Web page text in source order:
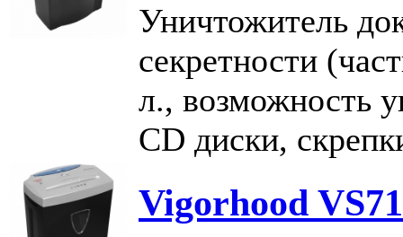
Уничтожитель
секретности
л., возможность
CD диски,
Vigorhood